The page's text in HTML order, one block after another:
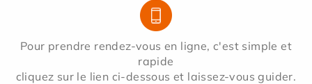
Pour prendre rendez-vous en ligne, c'est simple et
rapide
cliquez sur le lien ci-dessous et laissez-vous guider.